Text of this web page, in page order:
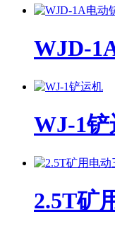
WJD-
WJ-1铲
2.5T矿